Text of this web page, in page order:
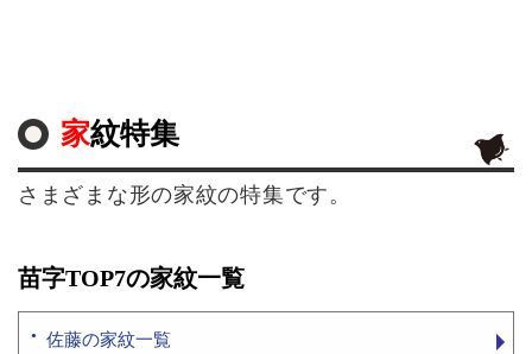
家紋特集
さまざまな形の家紋の特集です。
苗字TOP7の家紋一覧
佐藤の家紋一覧